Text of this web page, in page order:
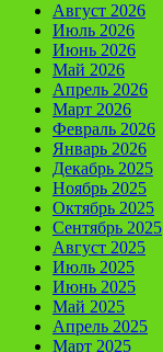
Август 2026
Июль 2026
Июнь 2026
Май 2026
Апрель 2026
Март 2026
Февраль 2026
Январь 2026
Декабрь 2025
Ноябрь 2025
Октябрь 2025
Сентябрь 2025
Август 2025
Июль 2025
Июнь 2025
Май 2025
Апрель 2025
Март 2025